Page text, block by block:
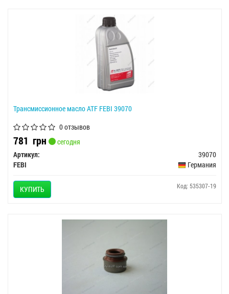
Трансмиссионное масло ATF FEBI 39070
0 отзывов
781 грн
сегодня
Артикул:
39070
FEBI
Германия
КУПИТЬ Код: 535307-19